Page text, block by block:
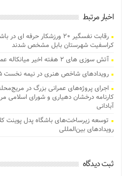
اخبار مرتبط
کراسفیت شهرستان بابل مشخص شدند
آتش‌ سوزی‌ های ۲ هفته اخیر میانکاله عمدی بود
رویدادهای شاخص هنری در نیمه نخست ۱۴۰۵ در مازندران برگزار می‌شود
اجرای پروژه‌های عمرانی بزرگ در
کارنامه درخشان دهیاری و شورای اسلامی
آبادانی
توسعه زیرساخت‌های باشگاه پدل پوینت
رویدادهای بین‌المللی
ثبت دیدگاه